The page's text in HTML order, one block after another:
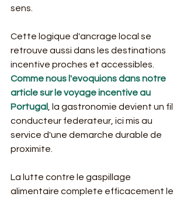
sens.
Cette logique d'ancrage local se
retrouve aussi dans les destinations
incentive proches et accessibles.
Comme nous l'evoquions dans notre
article sur le voyage incentive au
Portugal , la gastronomie devient un fil
conducteur federateur, ici mis au
service d'une demarche durable de
proximite.
La lutte contre le gaspillage
alimentaire complete efficacement le